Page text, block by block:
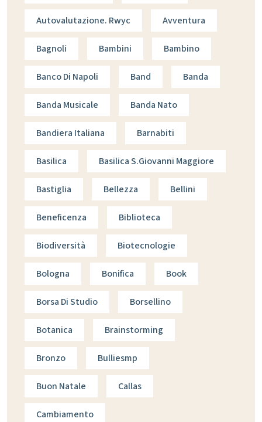
Autovalutazione. Rwyc Avventura
Bagnoli Bambini Bambino
Banco Di Napoli Band Banda
Banda Musicale Banda Nato
Bandiera Italiana Barnabiti
Basilica Basilica S.giovanni Maggiore
Bastiglia Bellezza Bellini
Beneficenza Biblioteca
Biodiversità Biotecnologie
Bologna Bonifica Book
Borsa Di Studio Borsellino
Botanica Brainstorming
Bronzo Bulliesmp
Buon Natale Callas
Cambiamento